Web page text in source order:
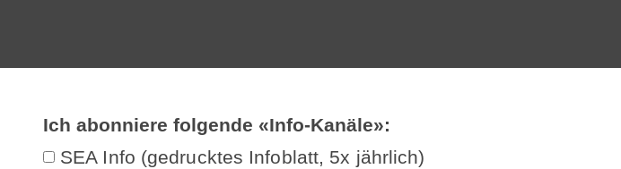
Ich abonniere folgende «Info-Kanäle»:
SEA Info (gedrucktes Infoblatt, 5x jährlich)